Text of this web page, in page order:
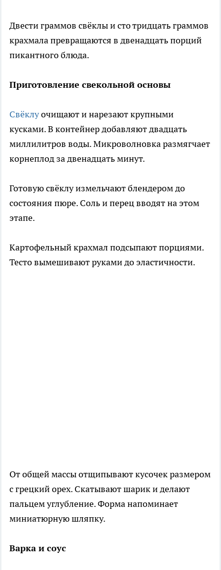
Двести граммов свёклы и сто тридцать граммов
крахмала превращаются в двенадцать порций
пикантного блюда.
Приготовление свекольной основы
Свёклуочищают и нарезают крупными
кусками. В контейнер добавляют двадцать
миллилитров воды. Микроволновка размягчает
корнеплод за двенадцать минут.
Готовую свёклу измельчают блендером до
состояния пюре. Соль и перец вводят на этом
этапе.
Картофельный крахмал подсыпают порциями.
Тесто вымешивают руками до эластичности.
От общей массы отщипывают кусочек размером
с грецкий орех. Скатывают шарик и делают
пальцем углубление. Форма напоминает
миниатюрную шляпку.
Варка и соус